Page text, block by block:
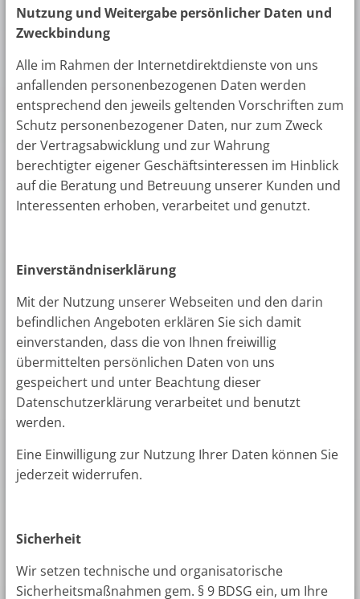
Nutzung und Weitergabe persönlicher Daten und
Zweckbindung
Alle im Rahmen der Internetdirektdienste von uns
anfallenden personenbezogenen Daten werden
entsprechend den jeweils geltenden Vorschriften zum
Schutz personenbezogener Daten, nur zum Zweck
der Vertragsabwicklung und zur Wahrung
berechtigter eigener Geschäftsinteressen im Hinblick
auf die Beratung und Betreuung unserer Kunden und
Interessenten erhoben, verarbeitet und genutzt.
Einverständniserklärung
Mit der Nutzung unserer Webseiten und den darin
befindlichen Angeboten erklären Sie sich damit
einverstanden, dass die von Ihnen freiwillig
übermittelten persönlichen Daten von uns
gespeichert und unter Beachtung dieser
Datenschutzerklärung verarbeitet und benutzt
werden.
Eine Einwilligung zur Nutzung Ihrer Daten können Sie
jederzeit widerrufen.
Sicherheit
Wir setzen technische und organisatorische
Sicherheitsmaßnahmen gem. § 9 BDSG ein, um Ihre